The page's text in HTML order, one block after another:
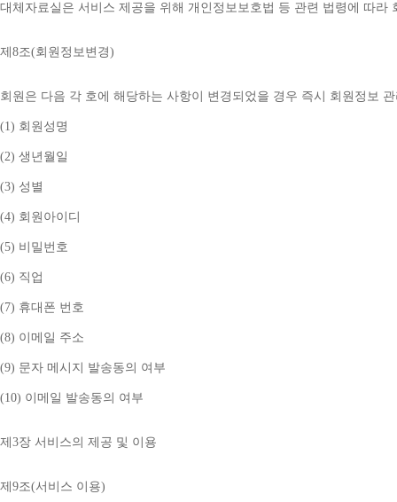
대체자료실은 서비스 제공을 위해 개인정보보호법 등 관련 법령에 따라
제 8조(회원정보변경)
회원은 다음 각 호에 해당하는 사항이 변경되었을 경우 즉시 회원정보
(1) 회원성명
(2) 생년월일
(3) 성별
(4) 회원아이디
(5) 비밀번호
(6) 직업
(7) 휴대폰 번호
(8) 이메일 주소
(9) 문자 메시지 발송동의 여부
(10) 이메일 발송동의 여부
제 3장 서비스의 제공 및 이용
제 9조(서비스 이용)